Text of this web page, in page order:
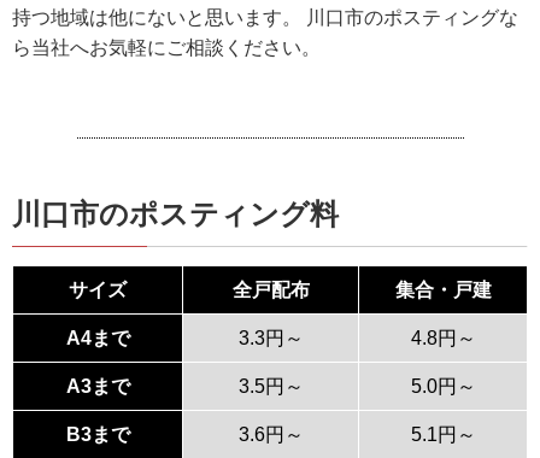
持つ地域は他にないと思います。 川口市のポスティングな
ら当社へお気軽にご相談ください。
川口市のポスティング料
サイズ 全戸配布 集合・戸建
A4まで 3.3円～ 4.8円～
A3まで 3.5円～ 5.0円～
B3まで 3.6円～ 5.1円～